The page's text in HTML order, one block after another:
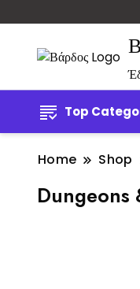
Top
Home Shop
Dungeons